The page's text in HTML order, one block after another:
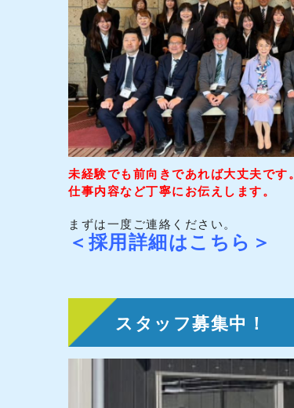
未経験でも前向きであれば大丈夫です。
仕事内容など丁寧にお伝えします。
まずは一度ご連絡ください。
＜採用詳細はこちら＞
スタッフ募集中！